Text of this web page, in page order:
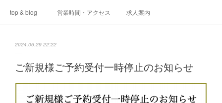
top & blog 営業時間・アクセス 求人案内
2024.06.29 22:22
ご新規様ご予約受付一時停止のお知らせ